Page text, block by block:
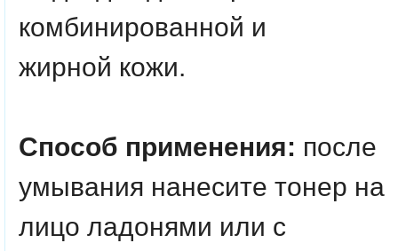
комбинированной и
жирной кожи.
Способ применения: после
умывания нанесите тонер на
лицо ладонями или с